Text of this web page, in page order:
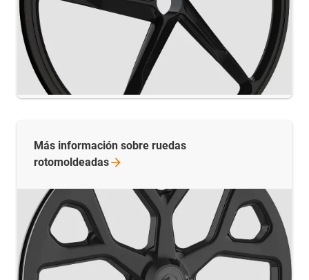
Más información sobre ruedas
rotomoldeadas